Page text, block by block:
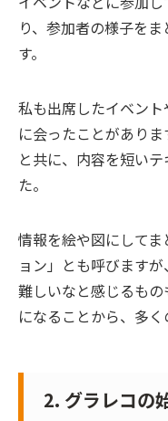
り、参加者の様子を
す。
私も出席したイベン
に会ったことがあり
と共に、内容を短い
た。
情報を絵や図にして
ョン」とも呼びますが、
難しいなと感じるも
になる ことから、多く
2. グラレコの